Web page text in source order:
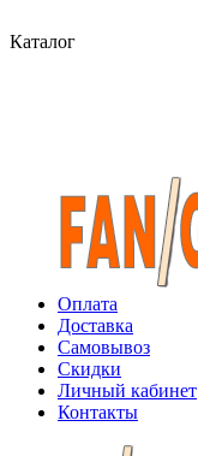
Каталог
Оплата
Доставка
Самовывоз
Скидки
Личный кабинет
Контакты